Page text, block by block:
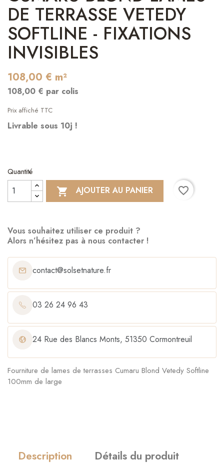
DE TERRASSE VETEDY
SOFTLINE - FIXATIONS
INVISIBLES
108,00 € m²
108,00 € par colis
Prix affiché TTC
Livrable sous 10j !
Quantité
 AJOUTER AU PANIER favorite_border
Vous souhaitez utiliser ce produit ?
Alors n’hésitez pas à nous contacter !
contact@solsetnature.fr
03 26 24 96 43
24 Rue des Blancs Monts, 51350 Cormontreuil
Fourniture de lames de terrasses Cumaru Blond Vetedy Softline
100mm de large
Description Détails du produit